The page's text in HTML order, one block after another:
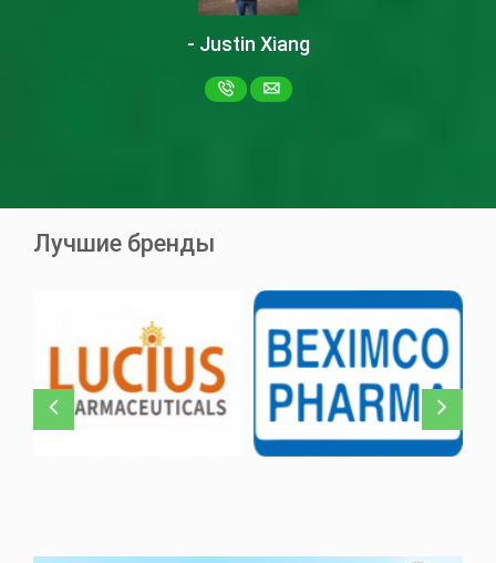
- Justin Xiang
Лучшие бренды